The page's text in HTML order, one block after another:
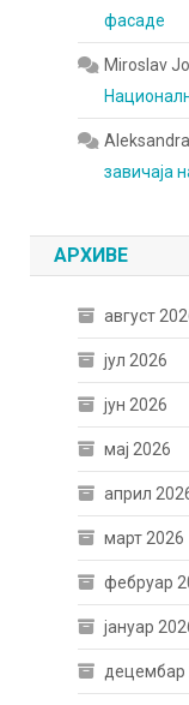
фасаде
Miroslav
завичаја
АРХИВЕ
август
јул 2026
јун 2026
мај 2026
април
март 2026
фебруар
јануар
децембар